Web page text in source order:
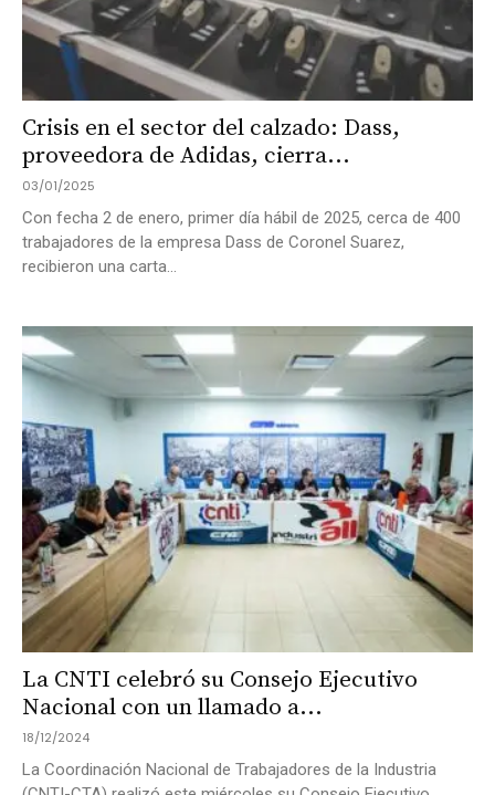
Crisis en el sector del calzado: Dass,
proveedora de Adidas, cierra...
03/01/2025
Con fecha 2 de enero, primer día hábil de 2025, cerca de 400
trabajadores de la empresa Dass de Coronel Suarez,
recibieron una carta...
La CNTI celebró su Consejo Ejecutivo
Nacional con un llamado a...
18/12/2024
La Coordinación Nacional de Trabajadores de la Industria